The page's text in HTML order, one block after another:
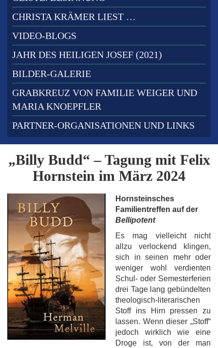
CHRISTA KRÄMER LIEST …
VIDEO-BLOGS
JAHR DES HEILIGEN JOSEF (2021)
BILDER-GALERIE
GRABKREUZ VON FAMILIE WEIGER UND
MARIA KNOEPFLER
PARTNER-ORGANISATIONEN UND LINKS
„Billy Budd“ – Tagung mit Felix
Hornstein im März 2024
Hornsteinsches
Familientreffen auf der
Bellipotent
Es mag vielleicht nicht
allzu verlockend klingen,
sich in seinen mehr oder
weniger wohl verdienten
Schul- oder Semesterferien
drei Tage lang gebündelten
theologisch-literarischen
Stoff ins Hirn pressen zu
lassen. Wenn dieser „Stoff“
jedoch wirklich wie eine
Droge ist, von der man